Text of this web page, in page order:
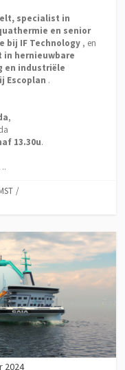
specialist in
en senior
bij IF Technology , en
hernieuwbare
en industriële
Escoplan .
,
13.30u.
/
2024